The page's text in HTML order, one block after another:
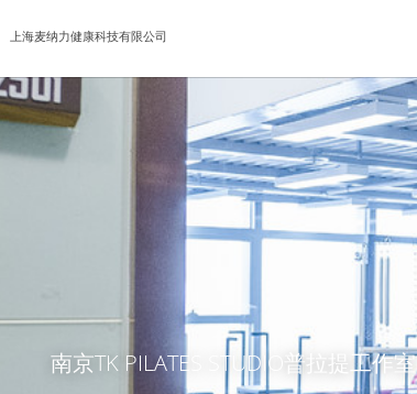
上海麦纳力健康科技有限公司
南京TK PILATES STUDIO普拉提工作室